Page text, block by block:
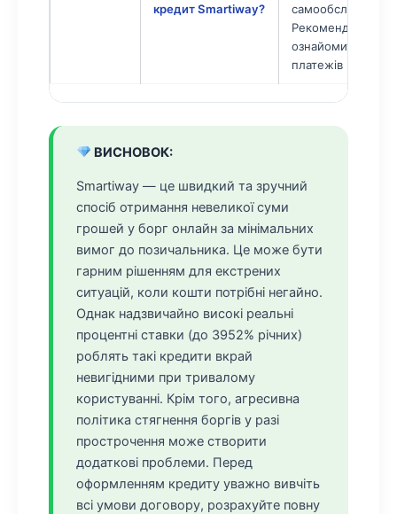
кредит Smartiway?
Рекомендується
ознайомитися з
платежів в
ВИСНОВОК:
Smartiway — це швидкий та зручний
спосіб отримання невеликої суми
грошей у борг онлайн за мінімальних
вимог до позичальника. Це може бути
гарним рішенням для екстрених
ситуацій, коли кошти потрібні негайно.
Однак надзвичайно високі реальні
процентні ставки (до 3952% річних)
роблять такі кредити вкрай
невигідними при тривалому
користуванні. Крім того, агресивна
політика стягнення боргів у разі
прострочення може створити
додаткові проблеми. Перед
оформленням кредиту уважно вивчіть
всі умови договору, розрахуйте повну